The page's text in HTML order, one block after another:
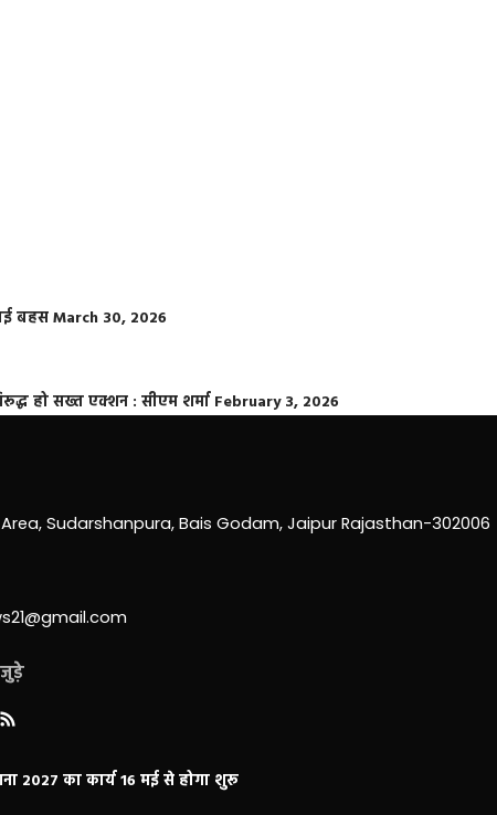
बहसMarch 30, 2026
हो सख्त एक्शन : सीएम शर्मा February 3, 2026
Sudarshanpura, Bais Godam, Jaipur Rajasthan-302006
2027 का कार्य 16 मई से होगा शुरू